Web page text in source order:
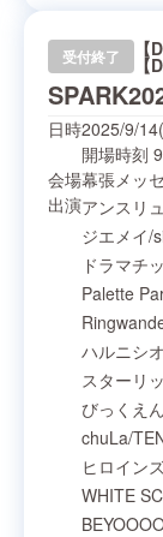
受付終了
日時2025/9/
開場時刻
会場幕張メッ
出演アンスリ
ジエメイ/
ドラマチ
Palette
ハルニシ
スターリ
びっくえ
chuLa/
ヒロイン
WHITE